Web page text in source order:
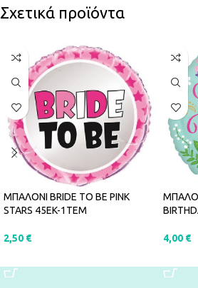
Σχετικά προϊόντα
ΜΠΑΛΟΝΙ BRIDE TO BE PINK
STARS 45EK-1ΤΕΜ
2,50 € 4,00 €